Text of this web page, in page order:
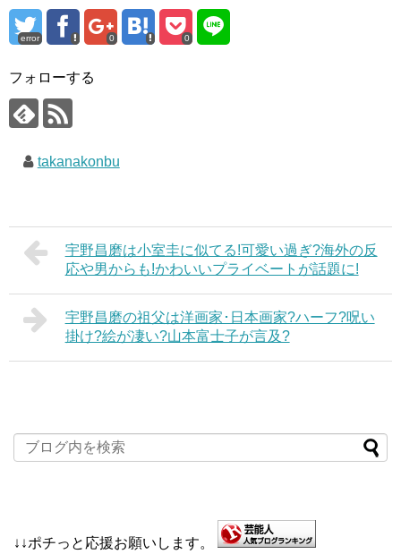
error 0 0
フォローする
takanakonbu
宇野昌磨は小室圭に似てる!可愛い過ぎ?海外の反
応や男からも!かわいいプライベートが話題に!
宇野昌磨の祖父は洋画家･日本画家?ハーフ?呪い
掛け?絵が凄い?山本富士子が言及?
↓↓ポチっと応援お願いします。